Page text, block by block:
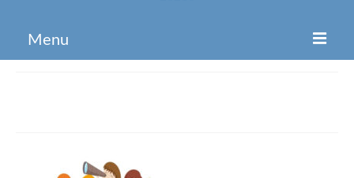
Menu